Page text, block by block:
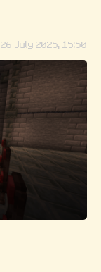
26 July 2025, 15:50